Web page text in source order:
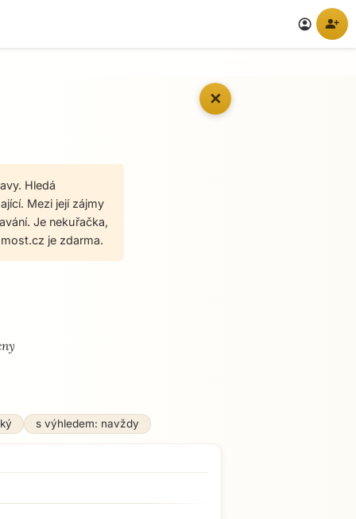
account_circle person_add
✕
Hledá
Mezi její zájmy
Je nekuřačka,
je zdarma.
s výhledem: navždy